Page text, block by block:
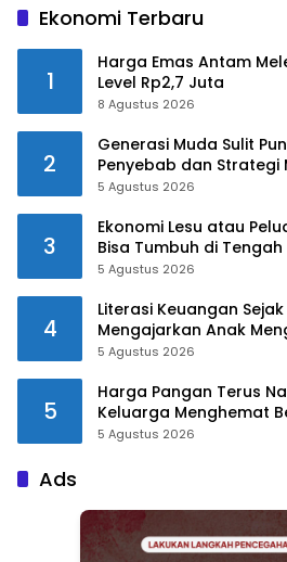
Ekonomi Terbaru
1
Harga Emas Antam
Level Rp2,7 Juta
8 Agustus 2026
2
Generasi Muda Sulit
Penyebab dan Strategi
5 Agustus 2026
3
Ekonomi Lesu atau
Bisa Tumbuh di
5 Agustus 2026
4
Literasi Keuangan
Mengajarkan Anak
5 Agustus 2026
5
Harga Pangan Terus
Keluarga Menghemat
5 Agustus 2026
Ads